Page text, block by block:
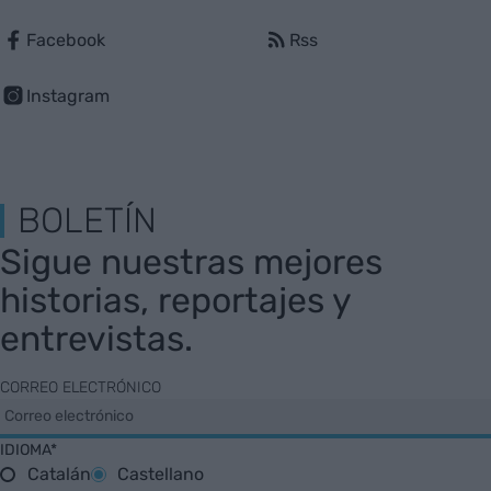
Facebook
Instagram
Rss
BOLETÍN
Sigue nuestras mejores
historias, reportajes y
entrevistas.
CORREO ELECTRÓNICO
IDIOMA*
Catalán
Castellano